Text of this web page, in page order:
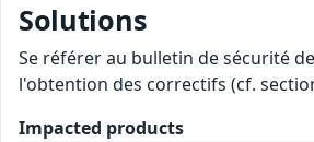
Solutions
Se référer au bulletin de sécurité
l'obtention des correctifs (cf.
Impacted products